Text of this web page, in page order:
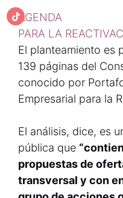
AGENDA
PARA LA
El planteamiento es
139 páginas del
conocido por
Empresarial para la
El análisis, dice, es
pública que
propuestas de
transversal y con